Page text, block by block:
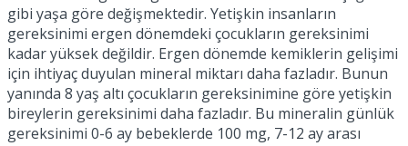
gibi yaşa göre değişmektedir. Yetişkin insanların
gereksinimi ergen dönemdeki çocukların gereksinimi
kadar yüksek değildir. Ergen dönemde kemiklerin gelişimi
için ihtiyaç duyulan mineral miktarı daha fazladır. Bunun
yanında 8 yaş altı çocukların gereksinimine göre yetişkin
bireylerin gereksinimi daha fazladır. Bu mineralin günlük
gereksinimi 0-6 ay bebeklerde 100 mg, 7-12 ay arası